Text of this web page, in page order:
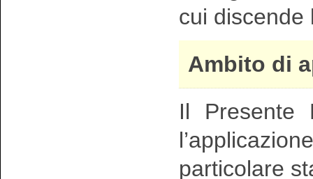
cui discende
Ambito di
Il Presente
particolare